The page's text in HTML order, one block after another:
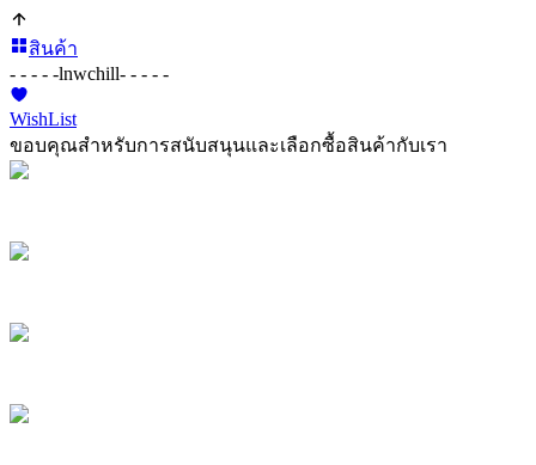
สินค้า
- - - - -lnwchill- - - - -
WishList
ขอบคุณสำหรับการสนับสนุนและเลือกซื้อสินค้ากับเรา